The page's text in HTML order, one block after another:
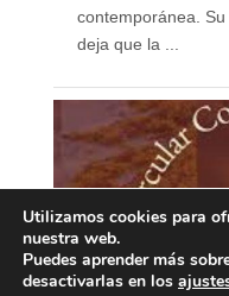
contemporánea.
deja que la ...
Utilizamos cookies para
nuestra web.
Puedes aprender más
desactivarlas en los